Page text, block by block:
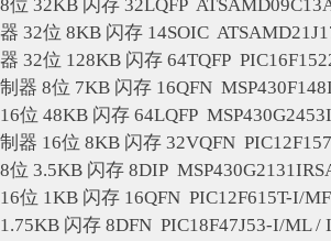
8位 32KB 闪存 32LQFP
器 32位 8KB 闪存 14SOIC
器 32位 128KB 闪存 64TQFP
制器 8位 7KB 闪存 16QFN
16位 48KB 闪存 64LQFP
制器 16位 8KB 闪存 32VQFN
8位 3.5KB 闪存 8DIP
16位 1KB 闪存 16QFN PIC12F615T-I/
1.75KB 闪存 8DFN PIC18F47J53-I/ML /